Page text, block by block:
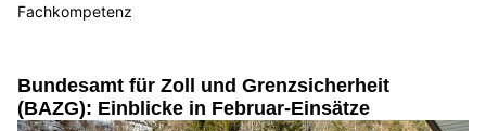
Fachkompetenz
Bundesamt für Zoll und Grenzsicherheit
(BAZG): Einblicke in Februar-Einsätze